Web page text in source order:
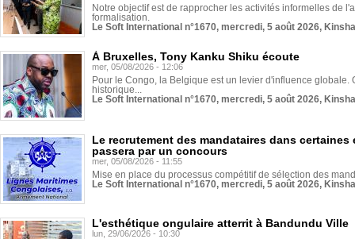
Notre objectif est de rapprocher les activités informelles de
formalisation.
Le Soft International n°1670, mercredi, 5 août 2026,
À Bruxelles, Tony Kanku Shiku écoute
mer, 05/08/2026 - 12:06
Pour le Congo, la Belgique est un levier d'influence globale.
historique...
Le Soft International n°1670, mercredi, 5 août 2026,
Le recrutement des mandataires dans
passera par un concours
mer, 05/08/2026 - 11:55
Mise en place du processus compétitif de sélection des
Le Soft International n°1670, mercredi, 5 août 2026,
L'esthétique ongulaire atterrit à Bandundu Ville
lun, 29/06/2026 - 10:30